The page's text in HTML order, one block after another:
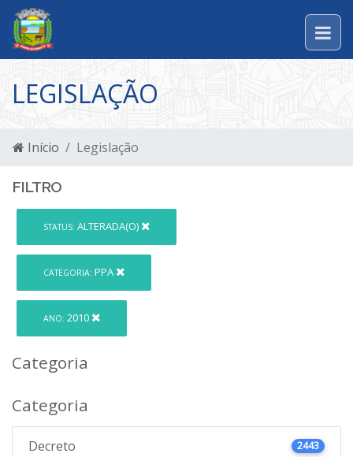
LEGISLAÇÃO
Início Legislação
FILTRO
STATUS: ALTERADA(O)
CATEGORIA: PPA
ANO: 2010
Categoria
Categoria
Decreto 2443